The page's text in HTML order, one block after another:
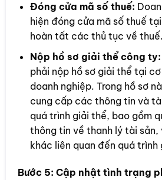
Đóng cửa mã số thuế:
hiện đóng cửa mã số thuế
hoàn tất các thủ tục về thuế.
Nộp hồ sơ giải thể công ty:
phải nộp hồ sơ giải thể tại
doanh nghiệp. Trong hồ sơ
cung cấp các thông tin và
quá trình giải thể, bao gồm
thông tin về thanh lý tài
khác liên quan đến quá trình
Bước 5: Cập nhật tình trạng